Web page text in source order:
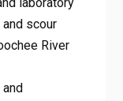
scour
River